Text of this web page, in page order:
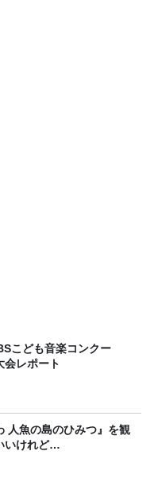
こども音楽コンクー
会レポート
人魚の島のひみつ』を観
いけれど…